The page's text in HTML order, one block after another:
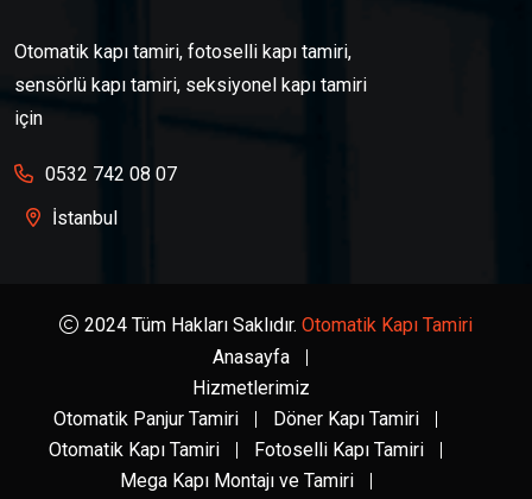
Otomatik kapı tamiri, fotoselli kapı tamiri,
sensörlü kapı tamiri, seksiyonel kapı tamiri
için
0532 742 08 07
İstanbul
2024 Tüm Hakları Saklıdır. Otomatik Kapı Tamiri
Anasayfa
Hizmetlerimiz
Otomatik Panjur Tamiri
Döner Kapı Tamiri
Otomatik Kapı Tamiri
Fotoselli Kapı Tamiri
Mega Kapı Montajı ve Tamiri